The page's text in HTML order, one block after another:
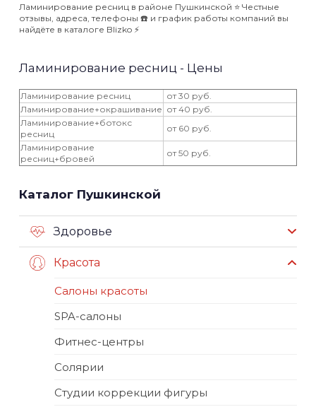
Ламинирование ресниц в районе Пушкинской ⭐️ Честные
отзывы, адреса, телефоны ☎️ и график работы компаний вы
найдёте в каталоге Blizko ⚡️
Ламинирование ресниц - Цены
Ламинирование ресниц
от 30 руб.
Ламинирование+окрашивание от 40 руб.
Ламинирование+ботокс
ресниц
от 60 руб.
Ламинирование
ресниц+бровей
от 50 руб.
Каталог Пушкинской
Здоровье
Красота
Салоны красоты
SPA-салоны
Фитнес-центры
Солярии
Студии коррекции фигуры